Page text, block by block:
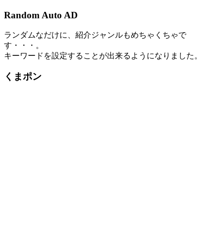
Random Auto AD
ランダムなだけに、紹介ジャンルもめちゃくちゃで
す・・・。
キーワードを設定することが出来るようになりました。
くまポン